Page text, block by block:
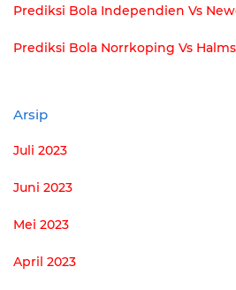
Prediksi Bola Independien Vs
Prediksi Bola Norrkoping Vs
Arsip
Juli 2023
Juni 2023
Mei 2023
April 2023